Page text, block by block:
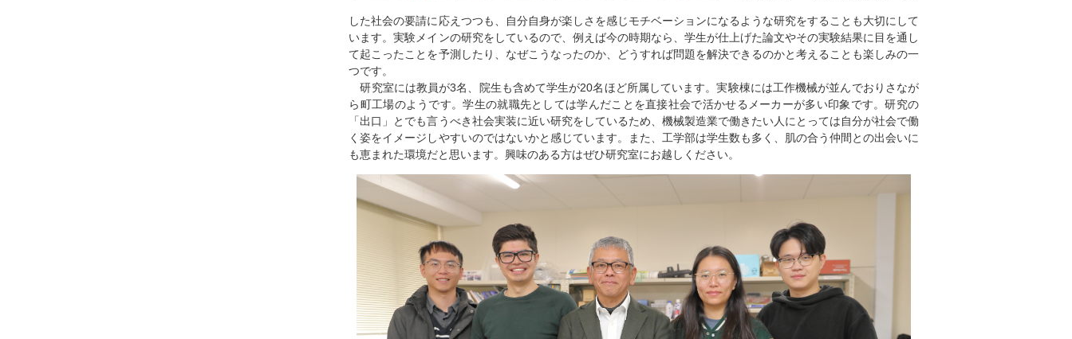
した社会の要請に応えつつも、自分自身が楽しさを感じモチベーションになるような研究をすることも大切にして
います。実験メインの研究をしているので、例えば今の時期なら、学生が仕上げた論文やその実験結果に目を通し
て起こったことを予測したり、なぜこうなったのか、どうすれば問題を解決できるのかと考えることも楽しみの一
つです。
研究室には教員が3名、院生も含めて学生が20名ほど所属しています。実験棟には工作機械が並んでおりさなが
ら町工場のようです。学生の就職先としては学んだことを直接社会で活かせるメーカーが多い印象です。研究の
「出口」とでも言うべき社会実装に近い研究をしているため、機械製造業で働きたい人にとっては自分が社会で働
く姿をイメージしやすいのではないかと感じています。また、工学部は学生数も多く、肌の合う仲間との出会いに
も恵まれた環境だと思います。興味のある方はぜひ研究室にお越しください。